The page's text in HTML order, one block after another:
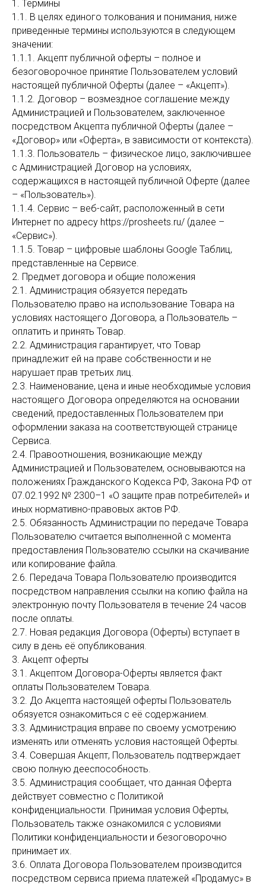
1. Термины
1.1. В целях единого толкования и понимания, ниже
приведенные термины используются в следующем
значении:
1.1.1. Акцепт публичной оферты – полное и
безоговорочное принятие Пользователем условий
настоящей публичной Оферты (далее – «Акцепт»).
1.1.2. Договор – возмездное соглашение между
Администрацией и Пользователем, заключенное
посредством Акцепта публичной Оферты (далее –
«Договор» или «Оферта», в зависимости от контекста).
1.1.3. Пользователь – физическое лицо, заключившее
с Администрацией Договор на условиях,
содержащихся в настоящей публичной Оферте (далее
– «Пользователь»).
1.1.4. Сервис – веб-сайт, расположенный в сети
Интернет по адресу https://prosheets.ru/ (далее –
«Сервис»).
1.1.5. Товар – цифровые шаблоны Google Таблиц,
представленные на Сервисе.
2. Предмет договора и общие положения
2.1. Администрация обязуется передать
Пользователю право на использование Товара на
условиях настоящего Договора, а Пользователь –
оплатить и принять Товар.
2.2. Администрация гарантирует, что Товар
принадлежит ей на праве собственности и не
нарушает прав третьих лиц.
2.3. Наименование, цена и иные необходимые условия
настоящего Договора определяются на основании
сведений, предоставленных Пользователем при
оформлении заказа на соответствующей странице
Сервиса.
2.4. Правоотношения, возникающие между
Администрацией и Пользователем, основываются на
положениях Гражданского Кодекса РФ, Закона РФ от
07.02.1992 № 2300–1 «О защите прав потребителей» и
иных нормативно-правовых актов РФ.
2.5. Обязанность Администрации по передаче Товара
Пользователю считается выполненной с момента
предоставления Пользователю ссылки на скачивание
или копирование файла.
2.6. Передача Товара Пользователю производится
посредством направления ссылки на копию файла на
электронную почту Пользователя в течение 24 часов
после оплаты.
2.7. Новая редакция Договора (Оферты) вступает в
силу в день её опубликования.
3. Акцепт оферты
3.1. Акцептом Договора-Оферты является факт
оплаты Пользователем Товара.
3.2. До Акцепта настоящей оферты Пользователь
обязуется ознакомиться с её содержанием.
3.3. Администрация вправе по своему усмотрению
изменять или отменять условия настоящей Оферты.
3.4. Совершая Акцепт, Пользователь подтверждает
свою полную дееспособность.
3.5. Администрация сообщает, что данная Оферта
действует совместно с Политикой
конфиденциальности. Принимая условия Оферты,
Пользователь также ознакомился с условиями
Политики конфиденциальности и безоговорочно
принимает их.
3.6. Оплата Договора Пользователем производится
посредством сервиса приема платежей «Продамус» в